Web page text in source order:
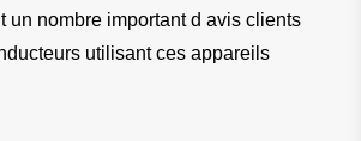
un nombre important d avis clients
utilisant ces appareils